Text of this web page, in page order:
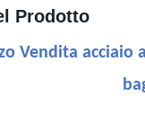
Prodotto
Vendita acciaio